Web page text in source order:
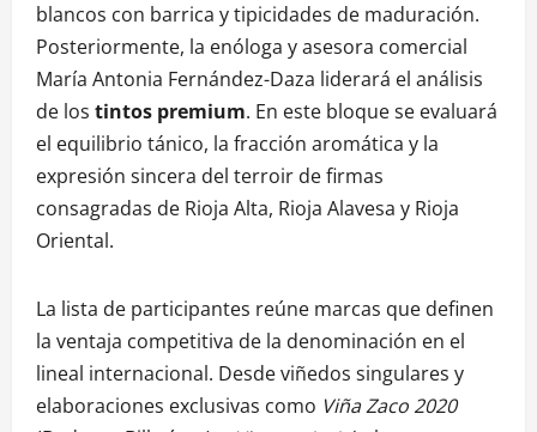
blancos con barrica y tipicidades de maduración.
Posteriormente, la enóloga y asesora comercial
María Antonia Fernández-Daza liderará el análisis
de los tintos premium. En este bloque se evaluará
el equilibrio tánico, la fracción aromática y la
expresión sincera del terroir de firmas
consagradas de Rioja Alta, Rioja Alavesa y Rioja
Oriental.
La lista de participantes reúne marcas que definen
la ventaja competitiva de la denominación en el
lineal internacional. Desde viñedos singulares y
elaboraciones exclusivas como Viña Zaco 2020